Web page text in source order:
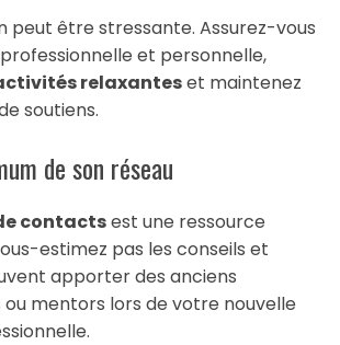
peut être stressante. Assurez-vous
et personnelle,
relaxanteset maintenez
soutiens.
de son réseau
contactsest une ressource
estimez pas les conseils et
apporter des anciens
ou mentors lors de votre nouvelle